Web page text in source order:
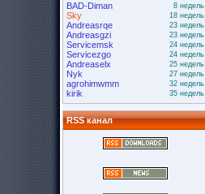
BAD-Diman
8 недель
Sky 18 недель
Andreasrqe 23 недель
Andreasgzi 23 недель
Servicemsk 24 недель
Servicezgo 24 недель
Andreaselx 25 недель
Nyk 27 недель
agrohimwmm 32 недель
kirik 35 недель
RSS канал